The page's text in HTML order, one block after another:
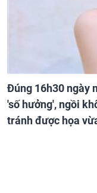
Đúng 16h30 ngày
'số hưởng', ngồi
tránh được họa